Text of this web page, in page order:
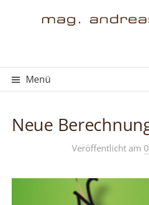
Menü
Neue
Veröffentlicht am